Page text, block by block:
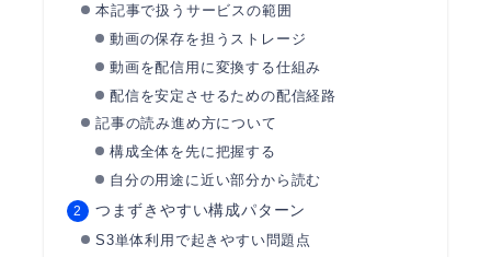
本記事で扱うサービスの範囲
動画の保存を担うストレージ
動画を配信用に変換する仕組み
配信を安定させるための配信経路
記事の読み進め方について
構成全体を先に把握する
自分の用途に近い部分から読む
つまずきやすい構成パターン
S3単体利用で起きやすい問題点